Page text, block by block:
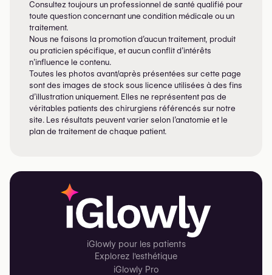
dans certaines régions d’Europe de l’Est. Si le prix peut
sembler attractif, il se fait souvent au détriment de la
sécurité.
Les cliniques à bas coût peuvent pratiquer un grand
nombre d’opérations par jour, accélérant les
procédures et négligeant des précautions essentielles
comme le suivi échographique. Certains chirurgiens
ne sont pas certifiés ou n’appliquent pas les
techniques modernes d’injection. Les soins
les patientes rentrent rapidement chez elles après
l’opération.
Plusieurs décès liés au BBL, largement médiatisés,
sont survenus dans ces conditions. Choisir un
, attentif à la sécurité et exerçant
dans un cadre correctement réglementé est essentiel
— quel que soit le pays.
Consultez toujours un professionnel de santé qualifié pour
toute question concernant une condition médicale ou un
traitement.
Nous ne faisons la promotion d’aucun traitement, produit
ou praticien spécifique, et aucun conflit d’intérêts
n’influence le contenu.
Toutes les photos avant/après présentées sur cette page
sont des images de stock sous licence utilisées à des fins
d’illustration uniquement. Elles ne représentent pas de
véritables patients des chirurgiens référencés sur notre
site. Les résultats peuvent varier selon l’anatomie et le
plan de traitement de chaque patient.
iGlowly pour les patients
Explorez l'esthétique
iGlowly Pro